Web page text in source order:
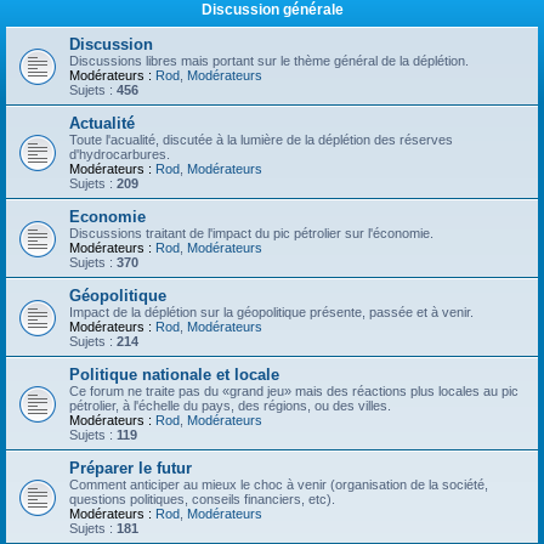
Discussion générale
Discussion
Discussions libres mais portant sur le thème général de la déplétion.
Modérateurs : Rod Modérateurs
Sujets : 456
Actualité
Toute l'acualité, discutée à la lumière de la déplétion des réserves
d'hydrocarbures.
Modérateurs : Rod Modérateurs
Sujets : 209
Economie
Discussions traitant de l'impact du pic pétrolier sur l'économie.
Modérateurs : Rod Modérateurs
Sujets : 370
Géopolitique
Impact de la déplétion sur la géopolitique présente, passée et à venir.
Modérateurs : Rod Modérateurs
Sujets : 214
Politique nationale et locale
Ce forum ne traite pas du «grand jeu» mais des réactions plus locales au pic
pétrolier, à l'échelle du pays, des régions, ou des villes.
Modérateurs : Rod Modérateurs
Sujets : 119
Préparer le futur
Comment anticiper au mieux le choc à venir (organisation de la société,
questions politiques, conseils financiers, etc).
Modérateurs : Rod Modérateurs
Sujets : 181